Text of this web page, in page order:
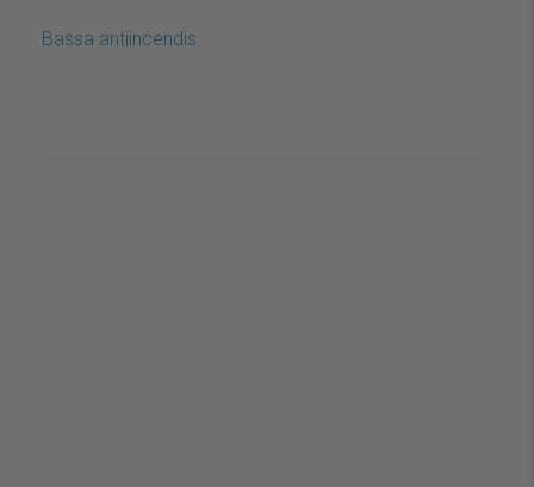
Bassa antiincendis